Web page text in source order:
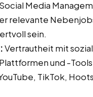
Media
relevante
sein.
Vertrautheit mit
und -Tools
TikTok,